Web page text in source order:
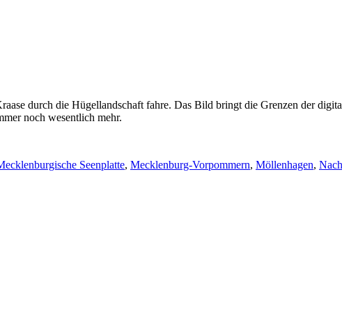
durch die Hügellandschaft fahre. Das Bild bringt die Grenzen der
noch wesentlich mehr.
Seenplatte, Mecklenburg-Vorpommern, Möllenhagen,